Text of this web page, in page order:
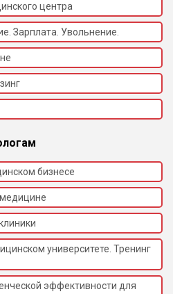
центра
Зарплата. Увольнение.
бизнесе
университете. Тренинг
эффективности для